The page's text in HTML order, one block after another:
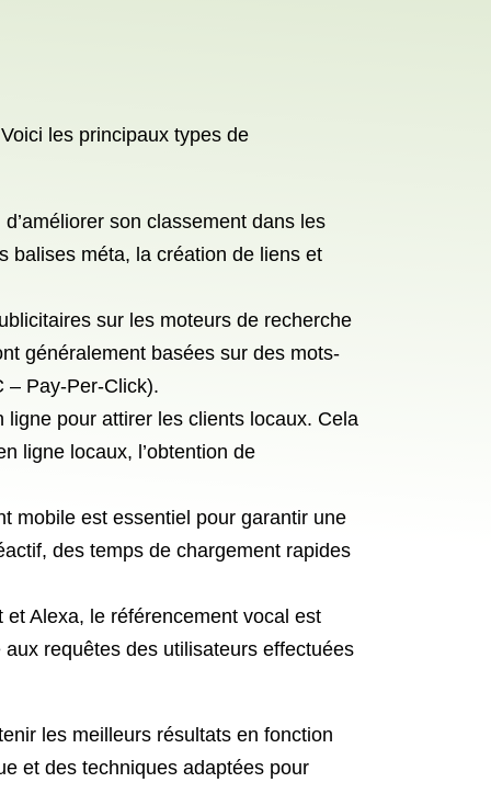
les principaux types de
son classement dans les
balises méta, la création de liens et
sur les moteurs de recherche
généralement basées sur des mots-
– Pay-Per-Click).
pour attirer les clients locaux. Cela
ligne locaux, l’obtention de
mobile est essentiel pour garantir une
des temps de chargement rapides
Alexa, le référencement vocal est
requêtes des utilisateurs effectuées
les meilleurs résultats en fonction
et des techniques adaptées pour